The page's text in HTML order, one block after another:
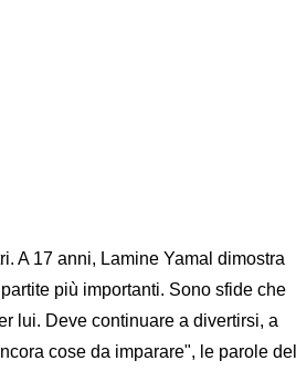
A 17 anni, Lamine Yamal dimostra
più importanti. Sono sfide che
lui. Deve continuare a divertirsi, a
cose da imparare", le parole del